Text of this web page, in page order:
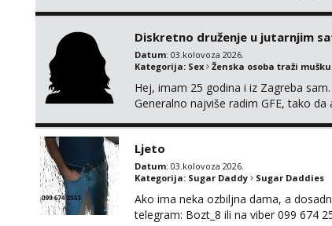
Diskretno druženje u jutarnjim
Datum: 03.kolovoza 2026.
Kategorija: Sex Ženska osoba traži
Hej, imam 25 godina i iz Zagreba
Generalno najviše radim GFE, tako
Ljeto
Datum: 03.kolovoza 2026.
Kategorija: Sugar Daddy Sugar Daddies
Ako ima neka ozbiljna dama, a
telegram: Bozt_8 ili na viber 099 674